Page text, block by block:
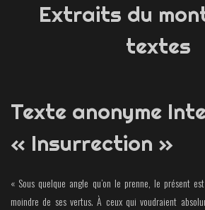
Extraits du
textes
Texte anonyme
« Insurrection »
« Sous quelque angle qu’on le prenne, le présent
moindre de ses vertus. À ceux qui voudraient